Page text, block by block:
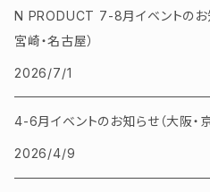
N PRODUCT 7-8月イベントのお
宮崎・名古屋）
2026/7/1
4-6月イベントのお知らせ（大阪・京
2026/4/9